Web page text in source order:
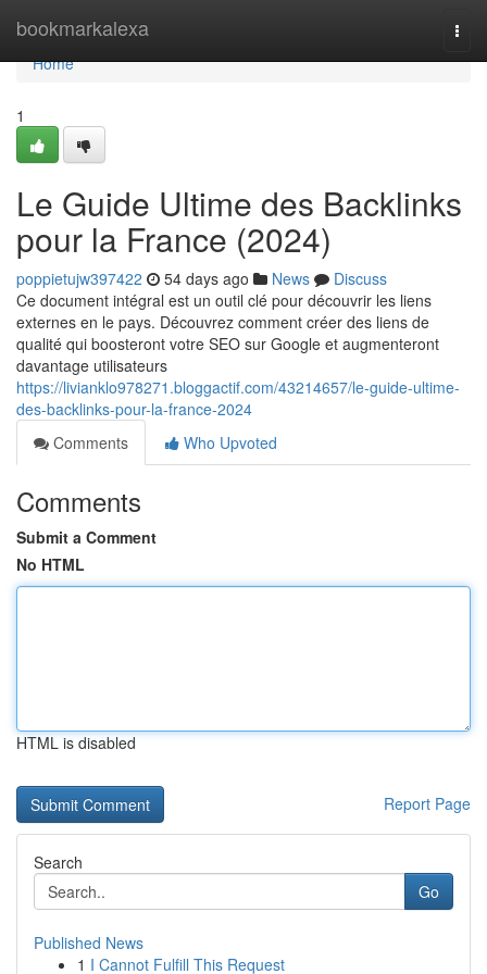
bookmarkalexa
Home
Home
1
Le Guide Ultime des Backlinks
pour la France (2024)
poppietujw397422 54 days ago News
Discuss
Ce document intégral est un outil clé pour découvrir les liens
externes en le pays. Découvrez comment créer des liens de
qualité qui boosteront votre SEO sur Google et augmenteront
davantage utilisateurs
https://livianklo978271.bloggactif.com/43214657/le-guide-ultime-
des-backlinks-pour-la-france-2024
Comments
Who Upvoted
Comments
Submit a Comment
No HTML
HTML is disabled
Report Page
Search
Go
Published News
1 I Cannot Fulfill This Request